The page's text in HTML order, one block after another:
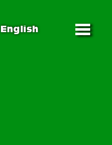
English